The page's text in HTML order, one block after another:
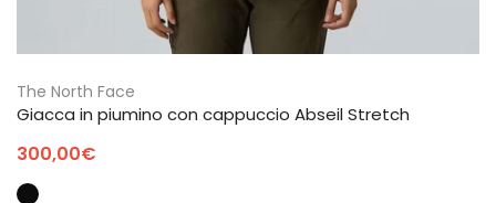
The North Face
Giacca in piumino con cappuccio Abseil Stretch
300,00€